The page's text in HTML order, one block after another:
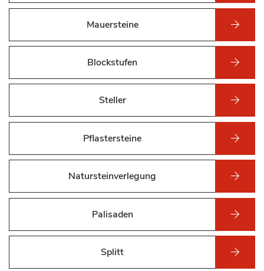
Mauersteine
Blockstufen
Steller
Pflastersteine
Natursteinverlegung
Palisaden
Splitt